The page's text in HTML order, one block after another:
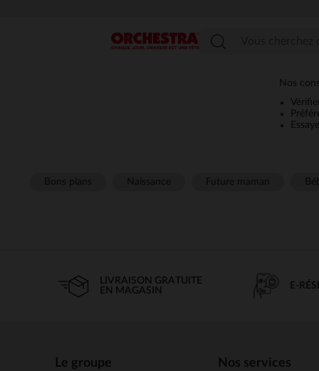
Menu
Nos
LIVRAISON GRATUITE
EN MAGASIN
E-
Le groupe Nos services